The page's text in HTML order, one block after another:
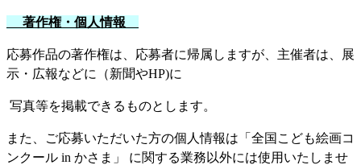
著作権・個人情報
応募作品の著作権は、応募者に帰属しますが、主催者は、展
示・広報などに（新聞やHP)に
写真等を掲載できるものとします。
また、ご応募いただいた方の個人情報は「全国こども絵画コ
ンクール in かさま」 に関する業務以外には使用いたしませ